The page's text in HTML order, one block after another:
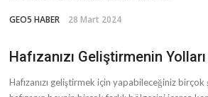
GEO5 HABER 28 Mart 2024
Hafızanızı Geliştirmenin Yolları
Hafızanızı geliştirmek için yapabileceğiniz birçok